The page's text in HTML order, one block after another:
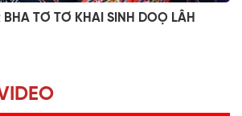
BHA TƠ TƠ KHAI SINH DOỌ LÂH